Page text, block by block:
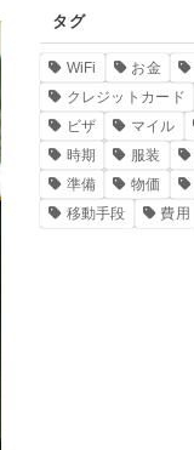
タグ
WiFi お金
クレジットカード
ビザ
マイル
時期
服装
準備
物価
移動手段
費用